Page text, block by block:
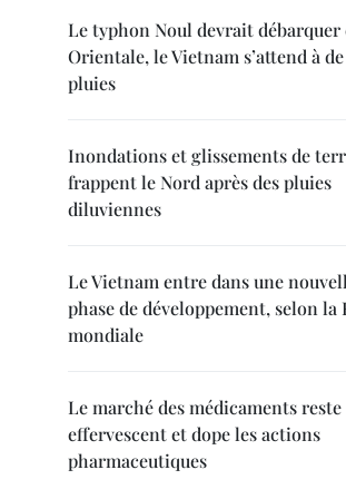
Le typhon Noul devrait débarquer
Orientale, le Vietnam s’attend à
pluies
Inondations et glissements de
frappent le Nord après des pluies
diluviennes
Le Vietnam entre dans une
phase de développement, selon la
mondiale
Le marché des médicaments reste
effervescent et dope les actions
pharmaceutiques